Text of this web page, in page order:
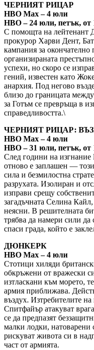
ЧЕРНИЯТ РИЦАР
HBO Max – 4 юли
HBO – 24 юли, петък, от
С помощта на лейтенант
прокурор Харви Дент,
кампания за окончателно
организираната
успехи, но скоро се
гений, известен като
анархия. Под негово
близо до границата
за Готъм се превръща в
справедливостта.\
ЧЕРНИЯТ РИЦАР:
HBO Max – 4 юли
HBO – 31 юли, петък, от
След години на изгнание
отново е заплашен —
сила и безмилостна
разрухата. Изолиран и
изправи срещу
загадъчната Селина
неясни. В решителната
трябва да намери сили да
спаси града, който е
ДЮНКЕРК
HBO Max – 4 юли
Стотици хиляди
обкръжени от вражески
изтласкани към морето,
армия приближава.
въздух. Изтребителите
Спитфайър атакуват
се да предпазят
малки лодки,
рискуват живота си в
част от армията.